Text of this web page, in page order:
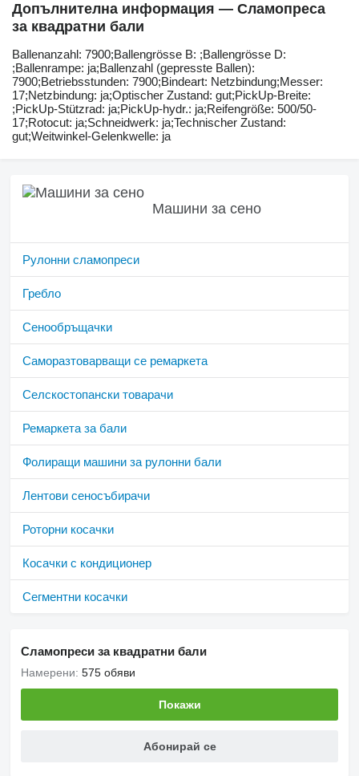
Допълнителна информация — Сламопреса
за квадратни бали
Ballenanzahl: ​​​​​​​​​‌‌​​​​‌​​​​​​​​​‌‌‌​‌​‌​​​​​​​​​‌‌‌​‌​​​​​​​​​​​‌‌​‌‌‌‌​​​​​​​​​‌‌​‌‌​​​​​​​​​​​‌‌​‌​​‌​​​​​​​​​‌‌​‌‌‌​​​​​​​​​​‌‌​​‌​‌7900;Ballengrösse B: ;Ballengrösse D:
;Ballenrampe: ja;Ballenzahl (gepresste Ballen):
7900;Betriebsstunden: 7900;Bindeart: Netzbindung;Messer:
17;Netzbindung: ja;Optischer Zustand: gut;PickUp-Breite:
;PickUp-Stützrad: ja;PickUp-hydr.: ja;Reifengröße: 500/50-
17;Rotocut: ja;Schneidwerk: ja;Technischer Zustand:
gut;Weitwinkel-Gelenkwelle: ja
Машини за сено
Рулонни сламопреси
Гребло
Сенообръщачки
Саморазтоварващи се ремаркета
Селскостопански товарачи
Ремаркета за бали
Фолиращи машини за рулонни бали
Лентови сеносъбирачи
Роторни косачки
Косачки с кондиционер
Сегментни косачки
Сламопреси за квадратни бали
Намерени: 575 обяви
Покажи
Абонирай се